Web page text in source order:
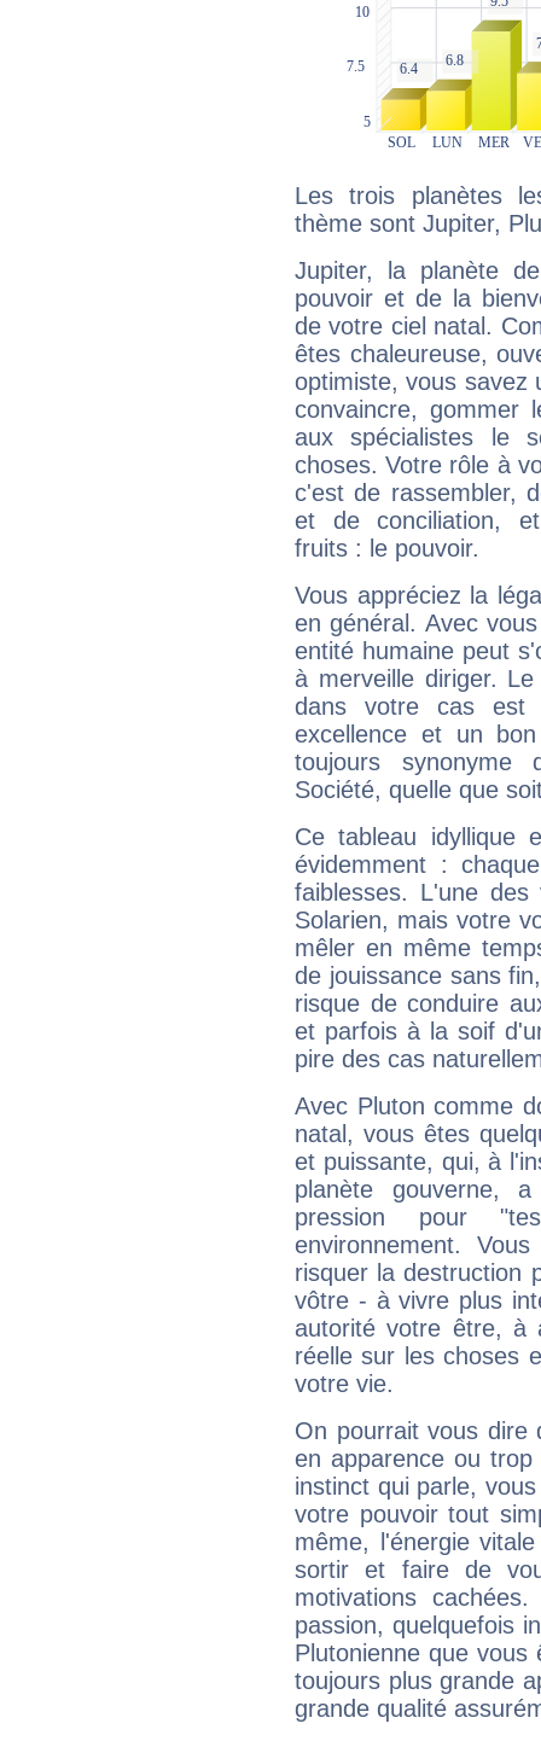
Les trois planètes
thème sont Jupiter,
Jupiter, la planète
pouvoir et de la
de votre ciel natal.
êtes chaleureuse,
optimiste, vous savez
convaincre, gommer
aux spécialistes le
choses. Votre rôle à
c'est de rassembler,
et de conciliation,
fruits : le pouvoir.
Vous appréciez la
en général. Avec
entité humaine peut
à merveille diriger.
dans votre cas est
excellence et un
toujours synonyme
Société, quelle que
Ce tableau idyllique
évidemment :
faiblesses. L'une
Solarien, mais votre
mêler en même
de jouissance sans
risque de conduire
et parfois à la soif
pire des cas
Avec Pluton comme
natal, vous êtes
et puissante, qui, à
planète gouverne,
pression pour
environnement.
risquer la destruction
vôtre - à vivre plus
autorité votre être, à
réelle sur les choses
votre vie.
On pourrait vous dire
en apparence ou
instinct qui parle,
votre pouvoir tout
même, l'énergie
sortir et faire de
motivations
passion, quelquefois
Plutonienne que
toujours plus grande
grande qualité